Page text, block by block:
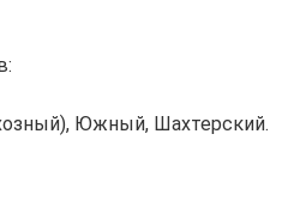
Южный, Шахтерский.